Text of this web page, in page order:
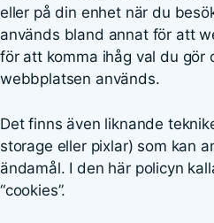
eller på din enhet när du
används bland annat för att
för att komma ihåg val du gör
webbplatsen används.
Det finns även liknande
storage eller pixlar) som kan
ändamål. I den här policyn
“cookies”.